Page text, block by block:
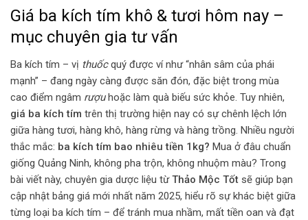
Giá ba kích tím khô & tươi hôm nay –
mục chuyên gia tư vấn
Ba kích tím – vị thuốcquý được ví như “nhân sâm của phái
mạnh” – đang ngày càng được săn đón, đặc biệt trong mùa
cao điểm ngâm rượuhoặc làm quà biếu sức khỏe. Tuy nhiên,
giá ba kích tím trên thị trường hiện nay có sự chênh lệch lớn
giữa hàng tươi, hàng khô, hàng rừng và hàng trồng. Nhiều người
thắc mắc: ba kích tím bao nhiêu tiền 1kg? Mua ở đâu chuẩn
giống Quảng Ninh, không pha trộn, không nhuộm màu? Trong
bài viết này, chuyên gia dược liệu từThảo Mộc Tốt sẽ giúp bạn
cập nhật bảng giá mới nhất năm 2025, hiểu rõ sự khác biệt giữa
từng loại ba kích tím – để tránh mua nhầm, mất tiền oan và đạt